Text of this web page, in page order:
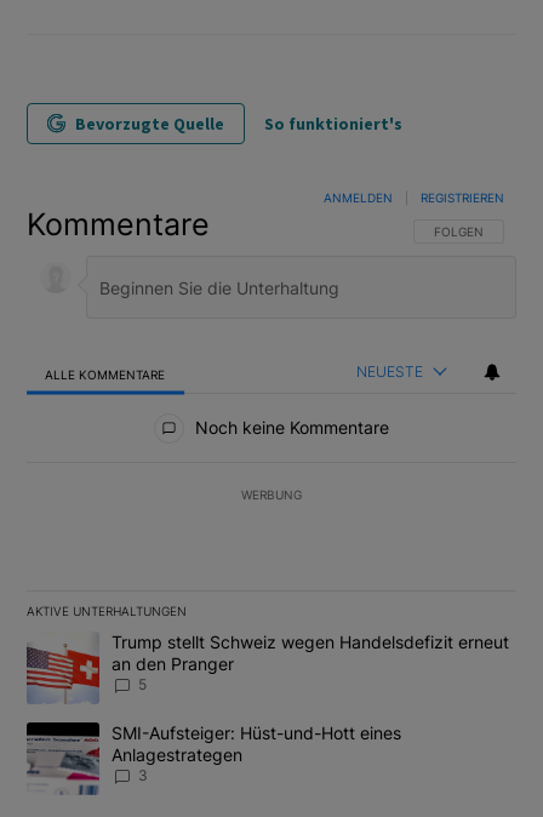
Bevorzugte Quelle So funktioniert's
Kommentare FOLGE DIESER
FOLGEN
ANMELDEN REGISTRIEREN
ALLE KOMMENTARE NEUESTE
Noch keine Kommentare
WERBUNG
AKTIVE UNTERHALTUNGEN
Das Folgende ist eine Liste der am meisten kommentierten
Ein Trendartikel mit dem Titel "Trump stellt Schweiz wegen
Trump stellt Schweiz wegen Handelsdefizit erneut
an den Pranger
5
Ein Trendartikel mit dem Titel "SMI-Aufsteiger: Hüst-und-Hott
SMI-Aufsteiger: Hüst-und-Hott eines
Anlagestrategen
3